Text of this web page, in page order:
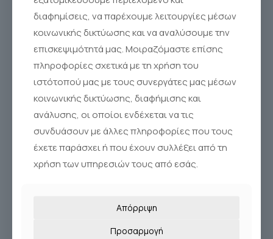
Sinus Rinse®
διαφημίσεις, να παρέχουμε λειτουργίες μέσων
κοινωνικής δικτύωσης και να αναλύσουμε την
επισκεψιμότητά μας. Μοιραζόμαστε επίσης
πληροφορίες σχετικά με τη χρήση του
ιστότοπού μας με τους συνεργάτες μας μέσων
κοινωνικής δικτύωσης, διαφήμισης και
ανάλυσης, οι οποίοι ενδέχεται να τις
συνδυάσουν με άλλες πληροφορίες που τους
έχετε παράσχει ή που έχουν συλλέξει από τη
χρήση των υπηρεσιών τους από εσάς.
Απόρριψη
Προσαρμογή